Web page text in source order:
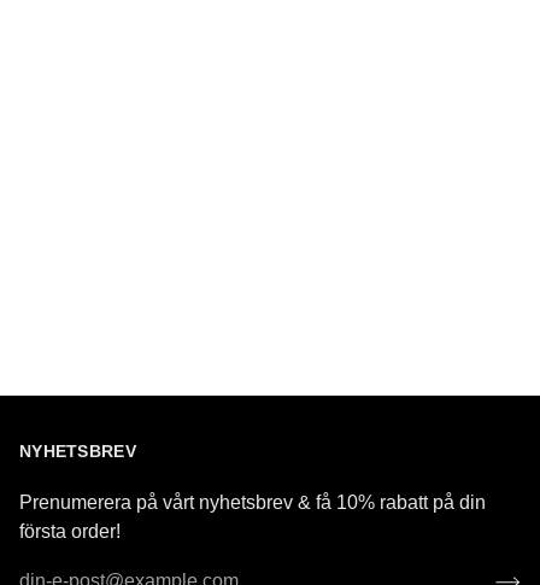
NYHETSBREV
Prenumerera på vårt nyhetsbrev & få 10% rabatt på din
första order!